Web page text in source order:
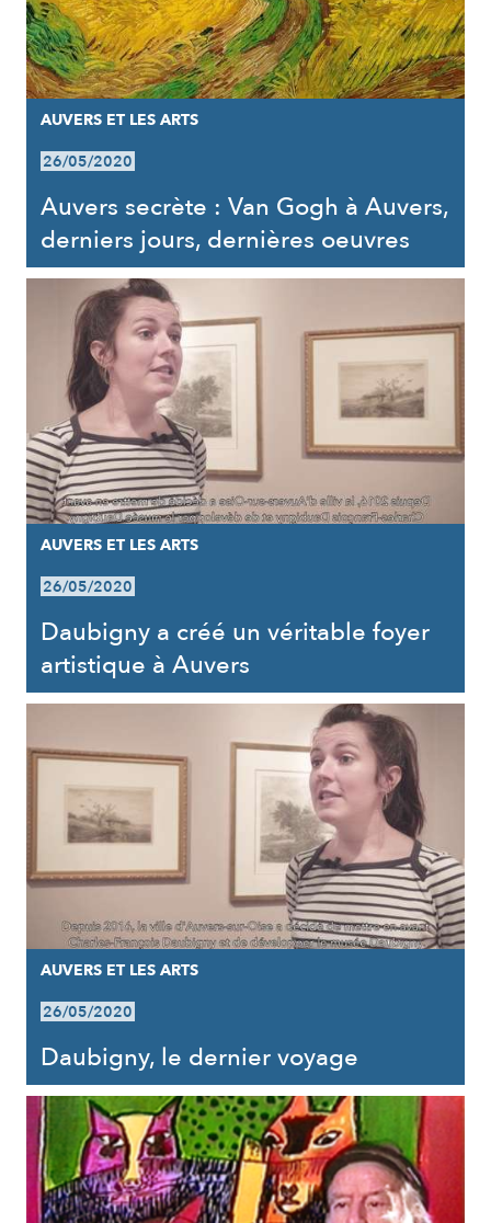
AUVERS ET LES ARTS
26/05/2020
Auvers secrète : Van Gogh à Auvers,
derniers jours, dernières oeuvres
AUVERS ET LES ARTS
26/05/2020
Daubigny a créé un véritable foyer
artistique à Auvers
AUVERS ET LES ARTS
26/05/2020
Daubigny, le dernier voyage